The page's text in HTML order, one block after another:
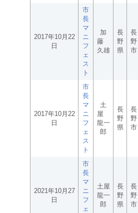
2017年10月22
日
市
長
マ
ニ
フ
ェ
ス
ト
加
藤
久雄
長
野
県
長
野
市
2017年10月22
日
市
長
マ
ニ
フ
ェ
ス
ト
土
屋
龍一
郎
長
野
県
長
野
市
2021年10月27
日
市
長
マ
ニ
フ
ェ
土屋
龍一
郎
長
野
県
長
野
市